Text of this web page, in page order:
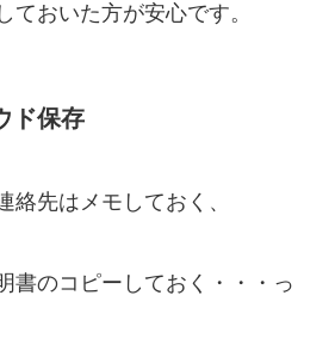
ておいた方が安心です。
ド保存
絡先はメモしておく、
書のコピーしておく・・・っ